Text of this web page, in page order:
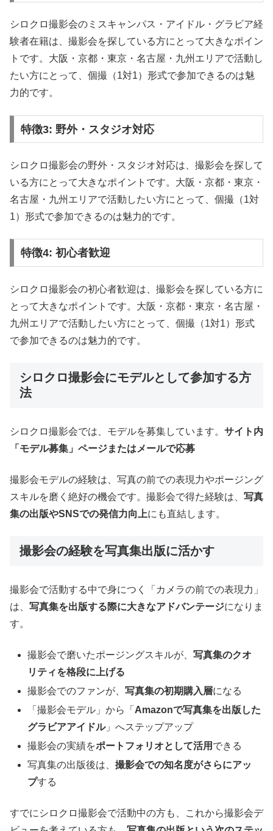
シロクロ撮影会のミスキャンパス・アイドル・グラビア経
験者在籍は、撮影会を探している方にとって大きなポイン
トです。大阪・京都・東京・名古屋・九州エリアで活動し
たい方にとって、個撮（1対1）形式で参加できるのは魅
力的です。
特徴3: 野外・スタジオ対応
シロクロ撮影会の野外・スタジオ対応は、撮影会を探して
いる方にとって大きなポイントです。大阪・京都・東京・
名古屋・九州エリアで活動したい方にとって、個撮（1対
1）形式で参加できるのは魅力的です。
特徴4: 初心者歓迎
シロクロ撮影会の初心者歓迎は、撮影会を探している方に
とって大きなポイントです。大阪・京都・東京・名古屋・
九州エリアで活動したい方にとって、個撮（1対1）形式
で参加できるのは魅力的です。
シロクロ撮影会にモデルとして参加する方
法
シロクロ撮影会では、モデルを募集しています。 サイト内
「モデル募集」ページまたはメールで応募
撮影会モデルの経験は、写真の前での表現力やポージング
スキルを磨く絶好の機会です。撮影会で得た経験は、 写真
集の出版やSNSでの発信力向上にも直結します。
撮影会の経験を写真集出版に活かす
撮影会で活動する中で身につく「カメラの前での表現力」
は、 写真集を出版する際に大きなアドバンテージになりま
す。
撮影会で磨いたポージングスキルが、写真集のクオ
リティを格段に上げる
撮影会でのファンが、写真集の初期購入層になる
「撮影会モデル」から「 Amazonで写真集を出版した
グラビアアイドル」へステップアップ
撮影会の実績をポートフォリオとして活用 できる
写真集の出版後は、撮影会での知名度がさらにアッ
プする
すでにシロクロ撮影会で活動中の方も、これから撮影会デ